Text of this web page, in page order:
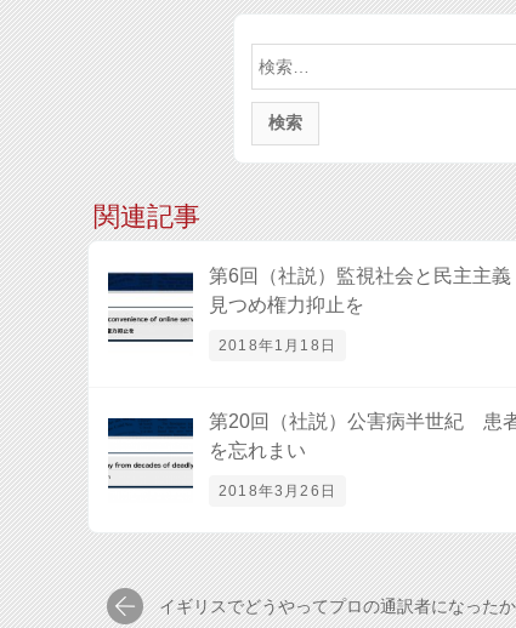
検
索:
関連記事
第6回（社説）監視社会と民主主
見つめ権力抑止を
2018年1月18日
第20回（社説）公害病半世紀 患
を忘れまい
2018年3月26日
イギリスでどうやってプロの通訳者になった